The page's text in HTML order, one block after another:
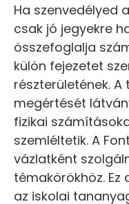
Ha szenvedélyed
csak jó jegyekre
összefoglalja
külön fejezetet
részterületének.
megértését
fizikai
szemléltetik. A
vázlatként
témakörökhöz. Ez
az iskolai